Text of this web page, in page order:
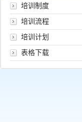
培训制度
培训流程
培训计划
表格下载